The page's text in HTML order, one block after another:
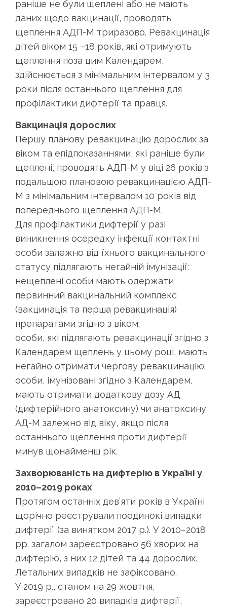
раніше не були щеплені або не мають
даних щодо вакцинації, проводять
щеплення АДП-М триразово. Ревакцинація
дітей віком 15 –18 років, які отримують
щеплення поза цим Календарем,
здійснюється з мінімальним інтервалом у 3
роки після останнього щеплення для
профілактики дифтерії та правця.
Вакцинація дорослих
Першу планову ревакцинацію дорослих за
віком та епідпоказаннями, які раніше були
щеплені, проводять АДП-М у віці 26 років з
подальшою плановою ревакцинацією АДП-
М з мінімальним інтервалом 10 років від
попереднього щеплення АДП-М.
Для профілактики дифтерії у разі
виникнення осередку інфекції контактні
особи залежно від їхнього вакцинального
статусу підлягають негайній імунізації:
нещеплені особи мають одержати
первинний вакцинальний комплекс
(вакцинація та перша ревакцинація)
препаратами згідно з віком;
особи, які підлягають ревакцинації згідно з
Календарем щеплень у цьому році, мають
негайно отримати чергову ревакцинацію;
особи, імунізовані згідно з Календарем,
мають отримати додаткову дозу АД
(дифтерійного анатоксину) чи анатоксину
АД-М залежно від віку, якщо після
останнього щеплення проти дифтерії
минув щонайменш рік.
Захворюваність на дифтерію в Україні у
2010–2019 роках
Протягом останніх дев’яти років в Україні
щорічно реєстрували поодинокі випадки
дифтерії (за винятком 2017 р.). У 2010–2018
рр. загалом зареєстровано 56 хворих на
дифтерію, з них 12 дітей та 44 дорослих.
Летальних випадків не зафіксовано.
У 2019 р., станом на 29 жовтня,
зареєстровано 20 випадків дифтерії,